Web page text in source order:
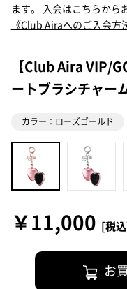
ます。 入会はこちらから
《Club Airaへのご入会方
【Club Aira VIP/
ートブラシチャー
カラー：ローズゴールド
￥11,000
お